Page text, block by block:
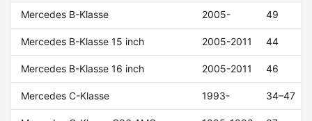
Mercedes B-Klasse 2005- 49
Mercedes B-Klasse 15 inch 2005-2011 44
Mercedes B-Klasse 16 inch 2005-2011 46
Mercedes C-Klasse 1993- 34–47